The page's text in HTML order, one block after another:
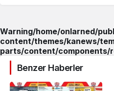
Warning/home/onlarned/
content/themes/kanews/
parts/content/components/
Benzer Haberler